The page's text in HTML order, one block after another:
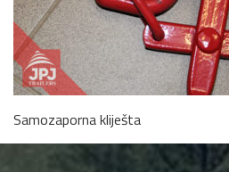
Samozaporna kliješta